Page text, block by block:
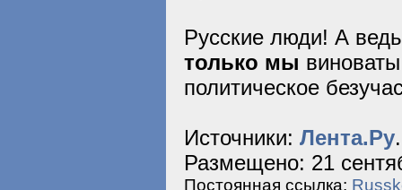
Русские люди! А
только мы
политическое
Источники: Лента.Ру.
Размещено: 21
Постоянная ссылка: